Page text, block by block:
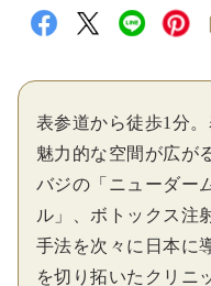
表参道から徒歩1分
魅力的な空間が広が
バジの「ニューダー
ル」、ボトックス注
手法を次々に日本に
を切り拓いたクリニ